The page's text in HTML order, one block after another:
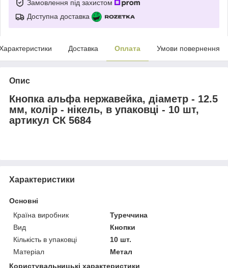
Замовлення під захистом
Доступна доставка
Доставка Оплата Умови повернення
Опис
Кнопка альфа нержавейка, діаметр - 12.5
мм, колір - нікель, в упаковці - 10 шт,
артикул СК 5684
Характеристики
Основні
Країна виробник
Туреччина
Вид
Кнопки
Кількість в упаковці
10 шт.
Матеріал
Метал
Користувальницькі характеристики